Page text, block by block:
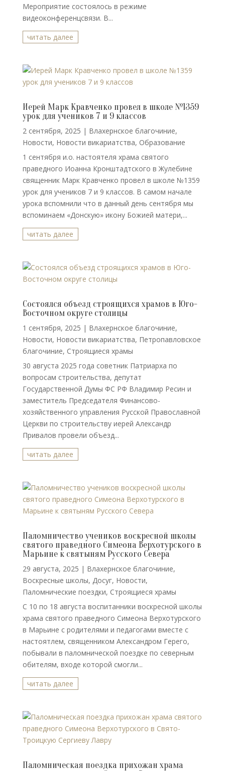
Мероприятие состоялось в режиме
видеоконференцсвязи. В...
читать далее
Иерей Марк Кравченко провел в школе №1359
урок для учеников 7 и 9 классов
2 сентября, 2025 | Влахернское благочиние,
Новости, Новости викариатства, Образование
1 сентября и.о. настоятеля храма святого
праведного Иоанна Кронштадтского в Жулебине
священник Марк Кравченко провел в школе №1359
урок для учеников 7 и 9 классов. В самом начале
урока вспомнили что в данный день сентября мы
вспоминаем «Донскую» икону Божией матери,...
читать далее
Состоялся объезд строящихся храмов в Юго-
Восточном округе столицы
1 сентября, 2025 | Влахернское благочиние,
Новости, Новости викариатства, Петропавловское
благочиние, Строящиеся храмы
30 августа 2025 года советник Патриарха по
вопросам строительства, депутат
Государственной Думы ФС РФ Владимир Ресин и
заместитель Председателя Финансово-
хозяйственного управления Русской Православной
Церкви по строительству иерей Александр
Привалов провели объезд...
читать далее
Паломничество учеников воскресной школы
святого праведного Симеона Верхотурского в
Марьине к святыням Русского Севера
29 августа, 2025 | Влахернское благочиние,
Воскресные школы, Досуг, Новости,
Паломнические поездки, Строящиеся храмы
С 10 по 18 августа воспитанники воскресной школы
храма святого праведного Симеона Верхотурского
в Марьине с родителями и педагогами вместе с
настоятлем, священником Александром Герего,
побывали в паломнической поездке по северным
обителям, входе которой смогли...
читать далее
Паломническая поездка прихожан храма